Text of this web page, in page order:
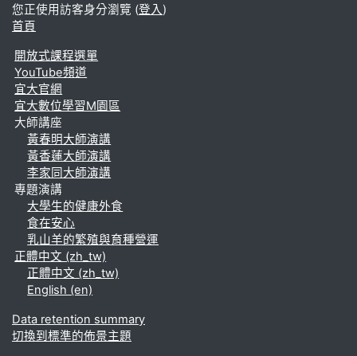
您正使用訪客身分瀏覽 (登入)
首頁
開放式課程選單
YouTube頻道
宜大官網
宜大數位學習M園區
大師講座
黃春明大師演講
黃香蓮大師演講
李家同大師演講
專題演講
大學生的健康外食
食在安心
乳山羊的繁殖與育種營運
正體中文 ‎(zh_tw)‎
正體中文 ‎(zh_tw)‎
English ‎(en)‎
Data retention summary
切換到標準的佈景主題